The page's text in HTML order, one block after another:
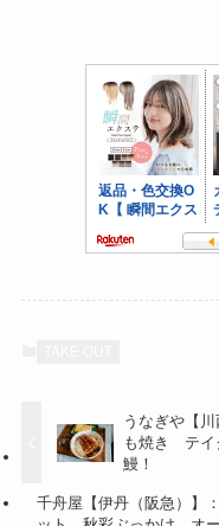
うなぎや【
も焼き テイ
鰻！
千舟屋【伊丹（阪急）】